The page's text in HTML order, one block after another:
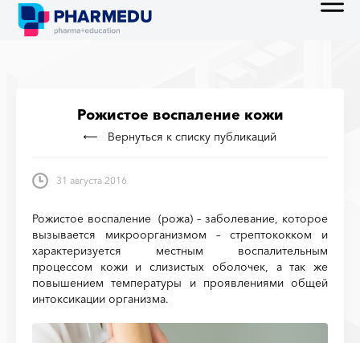
Рожистое воспаление кожи
Вернуться к списку публикаций
31 августа 2016
Рожистое воспаление (рожа) – заболевание, которое
вызывается микроорганизмом – стрептококком и
характеризуется местным воспалительным
процессом кожи и слизистых оболочек, а так же
повышением температуры и проявлениями общей
интоксикации организма.